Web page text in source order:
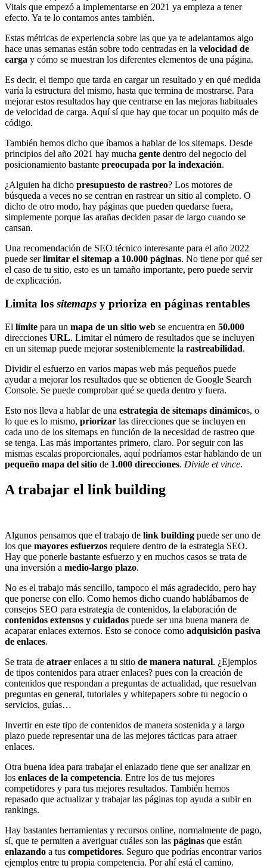
Vitals que empezó a implementarse en 2021 ya empieza a tener
efecto. Ya te lo contamos antes también.
Estas métricas de experiencia sobre las que ya te adelantamos algo
hace unas semanas están sobre todo centradas en la velocidad de
carga y cómo se muestran los diferentes elementos de una página.
Es decir, el tiempo que tarda en cargar un resultado y en qué medida
varía la estructura del mismo, hasta que termina de mostrarse. Para
mejorar estos resultados hay que centrarse en las mejoras habituales
de velocidad de carga. Aquí sí que hay que tocar un poquito más de
código.
También hemos dicho que íbamos a hablar de los sitemaps. Desde
principios del año 2021 hay mucha gente dentro del negocio del
posicionamiento bastante preocupada por la indexación.
¿Alguien ha dicho presupuesto de rastreo? Los motores de
búsqueda a veces no se centran en rastrear un sitio al completo. O
dicho de otro modo, hay páginas que pueden quedarse fuera,
simplemente porque las arañas deciden pasar de largo cuando se
cansan.
Una recomendación de SEO técnico interesante para el año 2022
puede serlimitar el sitemap a 10.000 páginas. No tiene por qué ser
el caso de tu sitio, esto es un tamaño importante, pero puede servir
de explicación.
Limita los sitemaps y prioriza en páginas rentables
El límite para un mapa de un sitio web se encuentra en 50.000
direcciones URL. Limitar el número de resultados que se incluyen
en un sitemap puede mejorar sosteniblemente la rastreabilidad.
Dividir el esfuerzo en varios mapas web más pequeños puede
ayudar a mejorar los resultados que se obtienen de Google Search
Console. Se puede comprobar qué se queda dentro y fuera.
Esto nos lleva a hablar de una estrategia de sitemaps dinámicos, o
lo que es lo mismo, priorizar las direcciones que se incluyen en
cada uno de los sitemaps en función de la necesidad de rastreo que
se tenga. Las más importantes primero, claro. Por seguir con las
mismas escalas proporcionales, aquí podríamos estar hablando de un
pequeño mapa del sitio de 1.000 direcciones. Divide et vince.
A trabajar el link building
Algunos pensamos que el trabajo de link building puede ser uno de
los que mayores esfuerzos requiere dentro de la estrategia SEO.
Hay que ponerle bastante esfuerzo y en muchos casos se trata de
una inversión a medio-largo plazo.
No es el trabajo más sencillo, tampoco el más agradecido, pero hay
que ponerse con ello. Como hemos dicho cuando hablábamos de
consejos SEO para estrategia de contenidos, la elaboración de
contenidos extensos y cuidados puede ser una buena manera de
acaparar enlaces externos. Esto se conoce como adquisición pasiva
de enlaces.
Se trata de atraer enlaces a tu sitio de manera natural. ¿Ejemplos
de tipos contenidos para atraer enlaces? pues con la creación de
contenidos que respondan a preguntas de actualidad, que resuelvan
preguntas en general, tutoriales y whitepapers sobre tu negocio o
servicios, guías…
Invertir en este tipo de contenidos de manera sostenida y a largo
plazo puede representar una de las mejores tácticas para atraer
enlaces.
Otra buena idea para trabajar el enlazado tiene que ser analizar en
los enlaces de la competencia. Entre los de tus mejores
competidores y para tus mejores resultados. También hemos
repasado que actualizar y trabajar las páginas top ayuda a subir en
rankings.
Hay bastantes herramientas y recursos online, normalmente de pago,
sí, que te permiten a averiguar cuáles son las páginas que están
enlazando a tus competidores. Seguro que podrías encontrar varios
ejemplos entre tu propia competencia. Por ahí está el camino.